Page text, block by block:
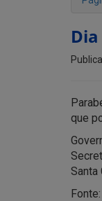
que
Santa
Fonte: